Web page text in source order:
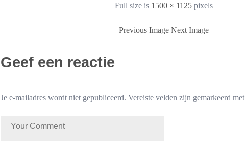
Full size is 1500 × 1125 pixels
Previous Image Next Image
Geef een reactie
Je e-mailadres wordt niet gepubliceerd. Vereiste velden zijn gemarkeerd met